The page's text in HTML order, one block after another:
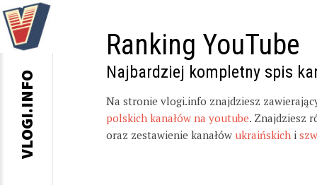
Ranking YouTube
Najbardziej kompletny spis
Na stronie vlogi.info znajdziesz
polskich kanałów na youtube. Znajdziesz
oraz zestawienie kanałów ukraińskich i
VLOGI.INFO